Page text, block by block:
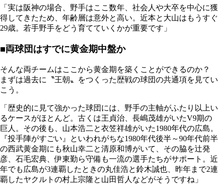
「実は阪神の場合、野手はここ数年、社会人や大卒を中心に獲
得してきたため、年齢層は意外と高い。近本と大山はもうすぐ
29歳。若手野手をどう育てていくかが重要です」
■両球団はすでに黄金期中盤か
そんな両チームはここから黄金期を築くことができるのか？
まずは過去に〝王朝〟をつくった歴戦の球団の共通項を見てい
こう。
「歴史的に見て強かった球団には、野手の主軸がふたり以上い
るケースがほとんど。古くは王貞治、長嶋茂雄がいたV9期の
巨人。その後も、山本浩二と衣笠祥雄がいた1980年代の広島。
『投手陣がすごい』といわれがちな1980年代後半～90年代前半
の西武黄金期にも秋山幸二と清原和博がいて、その脇を辻発
彦、石毛宏典、伊東勤ら守備も一流の選手たちがサポート。近
年でも広島が3連覇したときの丸佳浩と鈴木誠也、昨年まで2連
覇したヤクルトの村上宗隆と山田哲人などがそうですね」